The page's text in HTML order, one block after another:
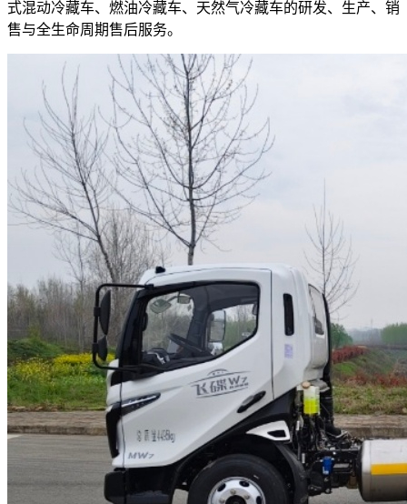
式混动冷藏车、燃油冷藏车、天然气冷藏车的研发、生产、销
售与全生命周期售后服务。